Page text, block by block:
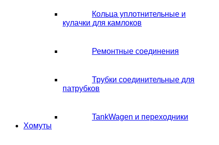
Кольца уплотнительные и
кулачки для камлоков
Ремонтные соединения
Трубки соединительные для
патрубков
TankWagen и переходники
Хомуты